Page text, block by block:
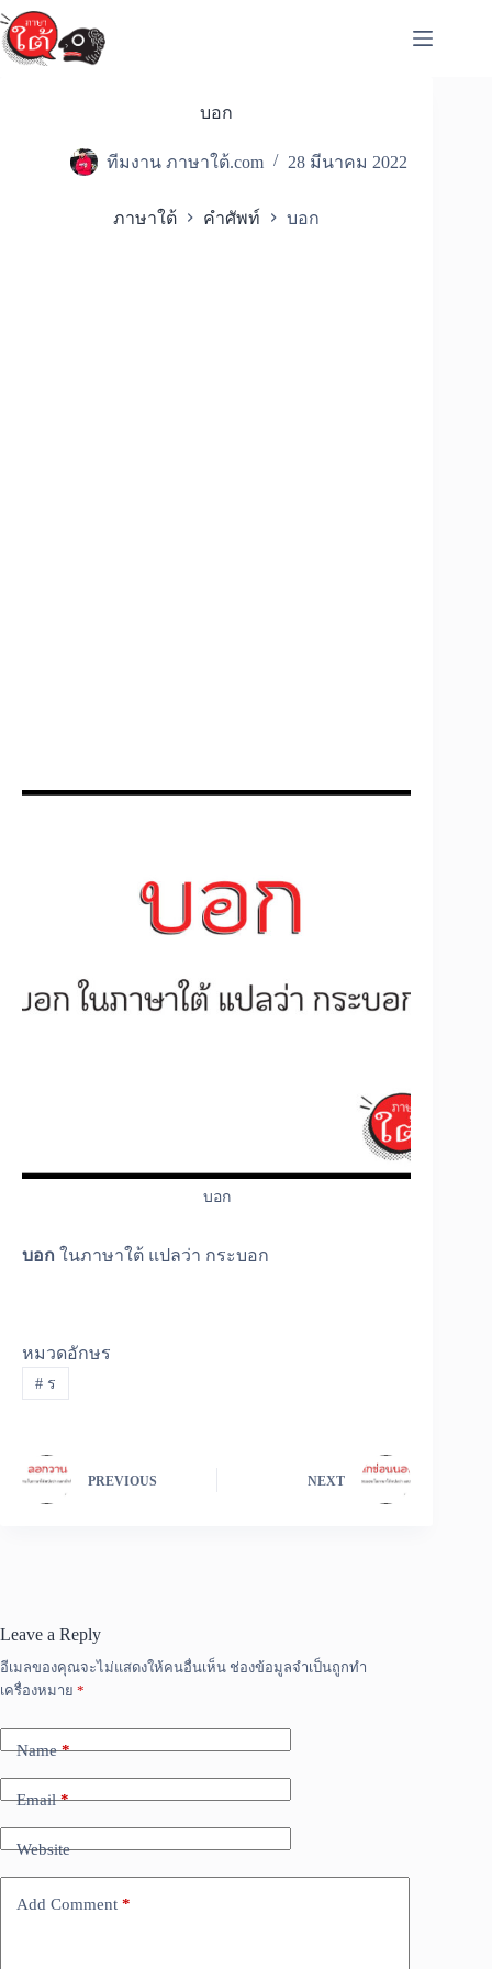
Skip
to
content
บอก
ทีมงาน ภาษาใต้.com 28 มีนาคม 2022
ภาษาใต้ คำศัพท์ บอก
บอก
บอก ในภาษาใต้ แปลว่า กระบอก
หมวดอักษร
#ร
PREVIOUS NEXT
Leave a Reply
อีเมลของคุณจะไม่แสดงให้คนอื่นเห็น ช่องข้อมูลจำเป็นถูกทำ
เครื่องหมาย *
Name*
Email*
Website
Add Comment *